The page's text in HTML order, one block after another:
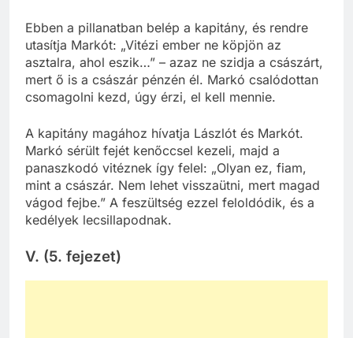
Ebben a pillanatban belép a kapitány, és rendre
utasítja Markót: „Vitézi ember ne köpjön az
asztalra, ahol eszik…” – azaz ne szidja a császárt,
mert ő is a császár pénzén él. Markó csalódottan
csomagolni kezd, úgy érzi, el kell mennie.
A kapitány magához hívatja Lászlót és Markót.
Markó sérült fejét kenőccsel kezeli, majd a
panaszkodó vitéznek így felel: „Olyan ez, fiam,
mint a császár. Nem lehet visszaütni, mert magad
vágod fejbe.” A feszültség ezzel feloldódik, és a
kedélyek lecsillapodnak.
V. (5. fejezet)